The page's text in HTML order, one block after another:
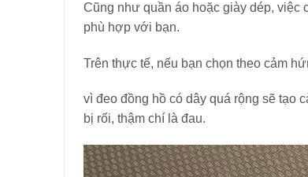
Cũng như quần áo hoặc giày dép, việc
phù hợp với bạn.
Trên thực tế, nếu bạn chọn theo cảm
vì đeo đồng hồ có dây quá rộng sẽ tạo
bị rối, thậm chí là đau.